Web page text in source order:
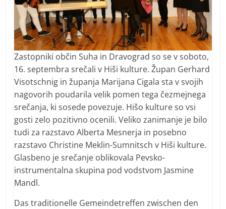
Zastopniki občin Suha in Dravograd so se v soboto,
16. septembra srečali v Hiši kulture. Župan Gerhard
Visotschnig in županja Marijana Cigala sta v svojih
nagovorih poudarila velik pomen tega čezmejnega
srečanja, ki sosede povezuje. Hišo kulture so vsi
gosti zelo pozitivno ocenili. Veliko zanimanje je bilo
tudi za razstavo Alberta Mesnerja in posebno
razstavo Christine Meklin-Sumnitsch v Hiši kulture.
Glasbeno je srečanje oblikovala Pevsko-
instrumentalna skupina pod vodstvom Jasmine
Mandl.
Das traditionelle Gemeindetreffen zwischen den